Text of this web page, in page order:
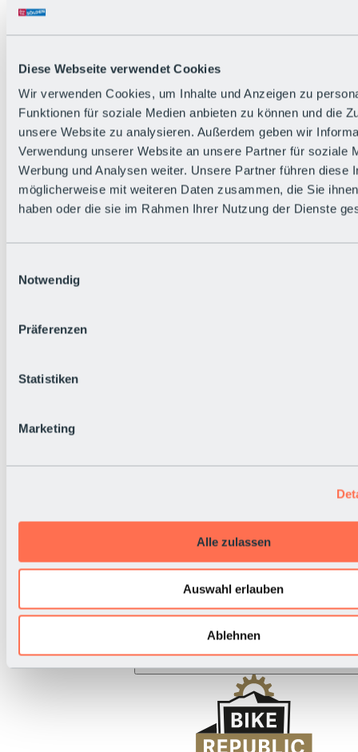
Diese Webseite verwendet Cookies
Wir verwenden Cookies, um Inhalte und Anzeigen zu
Funktionen für soziale Medien anbieten zu können und die
unsere Website zu analysieren. Außerdem geben wir
Verwendung unserer Website an unsere Partner für soziale
Werbung und Analysen weiter. Unsere Partner führen diese
möglicherweise mit weiteren Daten zusammen, die Sie
haben oder die sie im Rahmen Ihrer Nutzung der Dienste
Notwendig
Präferenzen
Statistiken
Marketing
Alle zulassen
Auswahl erlauben
Ablehnen